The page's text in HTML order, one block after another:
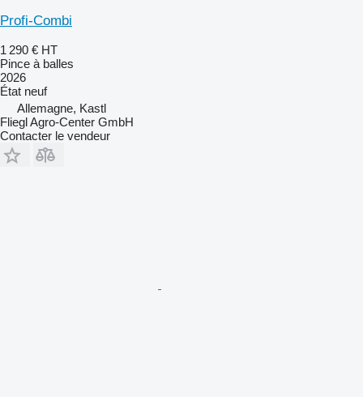
Profi-Combi
1 290 € HT
Pince à balles
2026
État neuf
Allemagne, Kastl
Fliegl Agro-Center GmbH
Contacter le vendeur